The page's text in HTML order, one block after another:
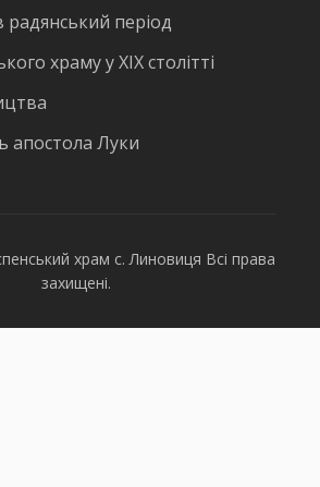
радянський період
храму у ХІХ столітті
апостола Луки
храм с. Линовиця Всі права
захищені.